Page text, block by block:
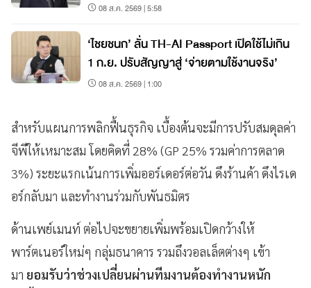
08 ส.ค. 2569 | 5:58
‘ไชยชนก’ ลั่น TH-AI Passport เปิดใช้ไม่เกิน
1 ก.ย. ปรับสัญญาสู่ ‘จ่ายตามใช้งานจริง’
08 ส.ค. 2569 | 1:00
สำหรับแผนการพลิกฟื้นธุรกิจ เบื้องต้นจะมีการปรับสมดุลค่า
จีพีให้เหมาะสม โดยคิดที่ 28% (GP 25% รวมค่าการตลาด
3%) ระยะแรกเน้นการเพิ่มออร์เดอร์ต่อวัน ดึงร้านค้า ดึงไรเด
อร์กลับมา และทำงานร่วมกับพันธมิตร
ด้านเพย์เมนท์ ต่อไปจะขยายเพิ่มพร้อมเปิดกว้างให้
พาร์ตเนอร์ใหม่ๆ กลุ่มธนาคาร รวมถึงวอลเล็ตต่างๆ เข้า
มา ยอมรับว่าช่วงเปลี่ยนผ่านทีมงานต้องทำงานหนัก